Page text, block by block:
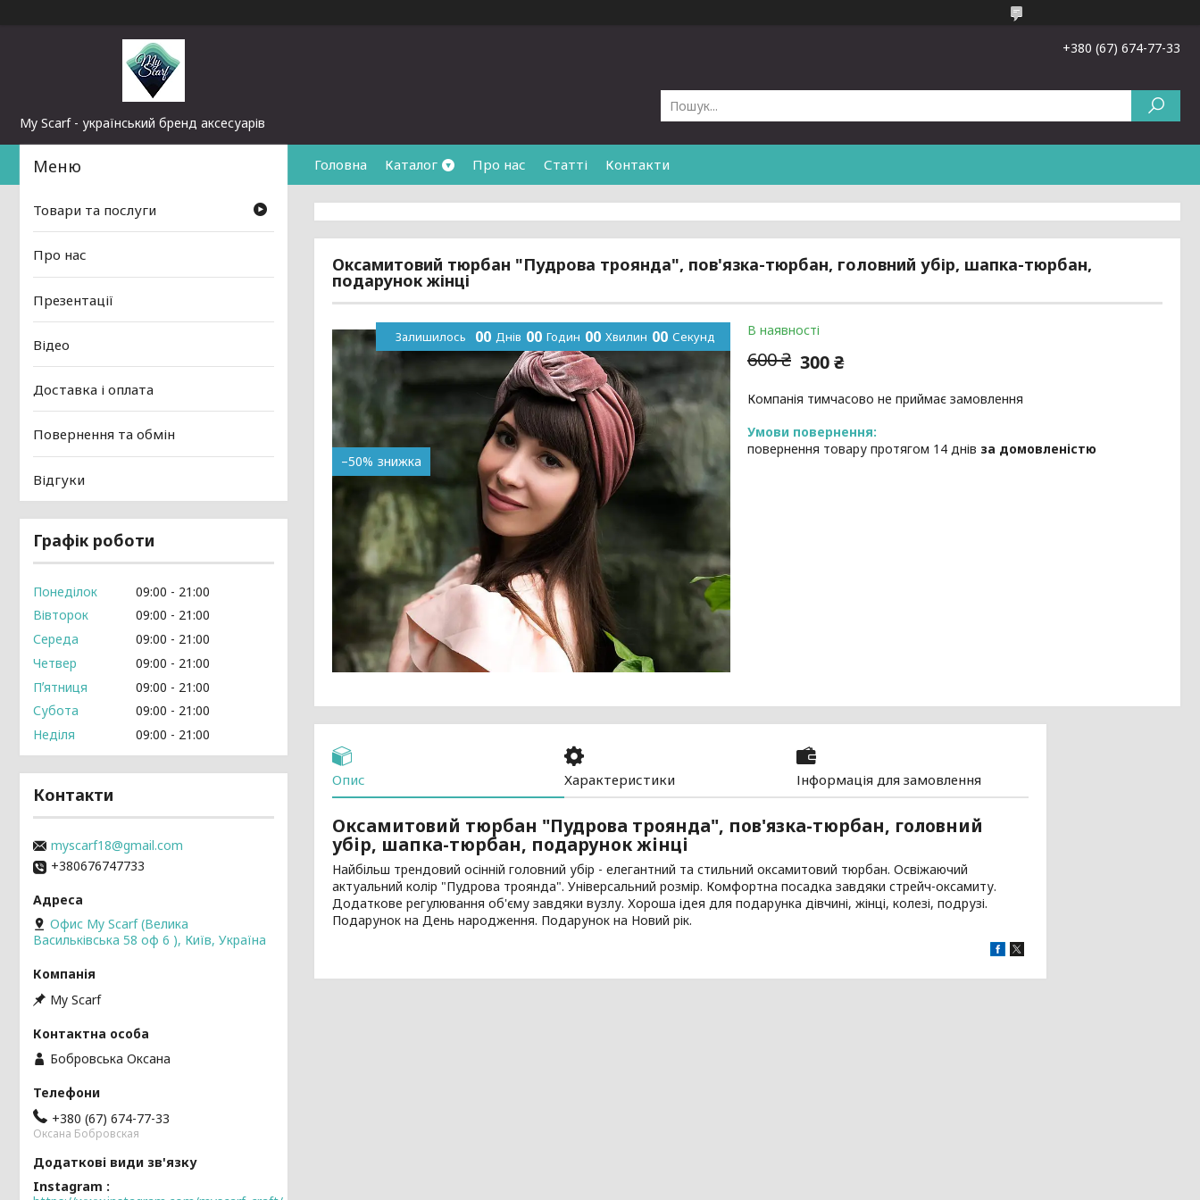
My Scarf - український бренд аксесуарів
+380 (67) 674-77-33
Головна Каталог Про нас Статті Контакти
Оксамитовий тюрбан "Пудрова троянда", пов'язка-тюрбан, головний убір, шапка-тюрбан,
подарунок жінці
–50%
Залишилось 00 Днів 00 Годин 00 Хвилин 00 Секунд В наявності
600 ₴ 300 ₴
Компанія тимчасово не приймає замовлення
повернення товару протягом 14 днів за домовленістю
Опис Характеристики Інформація для замовлення
Оксамитовий тюрбан "Пудрова троянда", пов'язка-тюрбан, головний
убір, шапка-тюрбан, подарунок жінці
Найбільш трендовий осінній головний убір - елегантний та стильний оксамитовий тюрбан. Освіжаючий
актуальний колір "Пудрова троянда". Універсальний розмір. Комфортна посадка завдяки стрейч-оксамиту.
Додаткове регулювання об'єму завдяки вузлу. Хороша ідея для подарунка дівчині, жінці, колезі, подрузі.
Подарунок на День народження. Подарунок на Новий рік.
Товари та послуги
Про нас
Презентації
Відео
Доставка і оплата
Повернення та обмін
Відгуки
Графік роботи
Понеділок 09:00
21:00
Вівторок
09:00
21:00
Середа
09:00
21:00
Четвер
09:00
21:00
Пʼятниця
09:00
21:00
Субота
09:00
21:00
Неділя
09:00 21:00
Контакти
myscarf18@gmail.com
+380676747733
Офис My Scarf (Велика
Васильківська 58 оф 6 ), Київ, Україна
My Scarf
Бобровська Оксана
+380 (67) 674-77-33
Оксана Бобровская
Instagram